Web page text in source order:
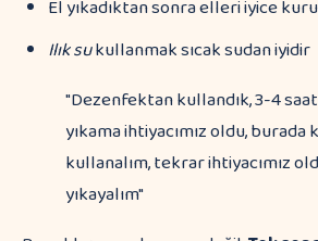
El yıkadıktan sonra elleri iyice
Ilık sukullanmak sıcak sudan iyidir
"Dezenfektan kullandık, 3-4
yıkama ihtiyacımız oldu, burada
kullanalım, tekrar ihtiyacımız
yıkayalım"